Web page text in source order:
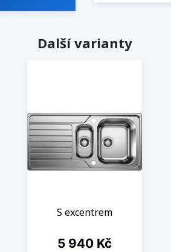
Další varianty
S excentrem
Cena
5 940 Kč